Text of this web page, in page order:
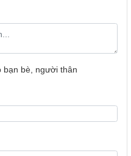
bạn bè, người thân